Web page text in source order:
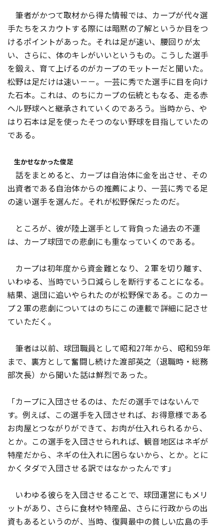
筆者がかつて取材から得た情報では、カープが代々選
手たちをスカウトする際には暗黙の了解というか目をつ
けるポイントがあった。それは足が速い、腰回りが太
い、さらに、体のキレがいいというもの。こうした選手
を鍛え、育て上げるのがカープのモットーだと聞いた。
松野は足だけは速い－－。一芸に秀でた選手に目を向け
た石本。これは、のちにカープの伝統ともなる、走る赤
ヘル野球へと継承されていくのであろう。当時から、や
はり石本は足を使ったそつのない野球を目指していたの
である。
生かせなかった俊足
話をまとめると、カープは自治体に金を出させ、その
出資者である自治体からの推薦により、一芸に秀でる足
の速い選手を選んだ。それが松野保だったのだ。
ところが、彼が陸上選手として背負った過去の不運
は、カープ球団での悲劇にも重なっていくのである。
カープは初年度から資金難となり、２軍を切り離す、
いわゆる、当時でいう口減らしを断行することになる。
結果、退団に追いやられたのが松野保である。このカー
プ２軍の悲劇についてはのちにこの連載で詳細に記させ
ていただく。
筆者は以前、球団職員として昭和27年から、昭和59年
まで、裏方として奮闘し続けた渡部英之（退職時・総務
部次長）から聞いた話は鮮烈であった。
「カープに入団させるのは、ただの選手ではないんで
す。例えば、この選手を入団させれば、お得意様である
お肉屋とつながりができて、お肉が仕入れられるから、
とか。この選手を入団させられれば、観音地区はネギが
特産だから、ネギの仕入れに困らないから、とか。とに
かくタダで入団させる訳ではなかったんです」
いわゆる彼らを入団させることで、球団運営にもメリ
ットがあり、さらに食材や特産品、さらに行政からの出
資もあるというのが、当時、復興最中の貧しい広島の手